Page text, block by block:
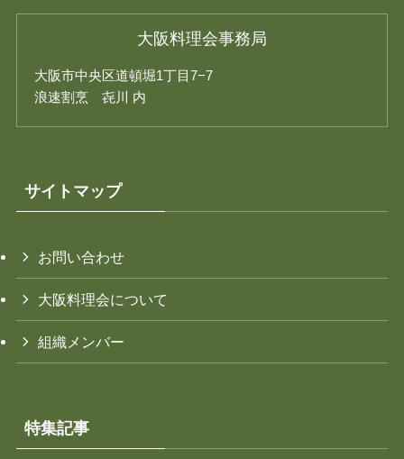
大阪料理会事務局
大阪市中央区道頓堀1丁目7−7
浪速割烹 㐂川 内
サイトマップ
お問い合わせ
大阪料理会について
組織メンバー
特集記事